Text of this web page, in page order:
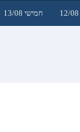
חמישי 13/08